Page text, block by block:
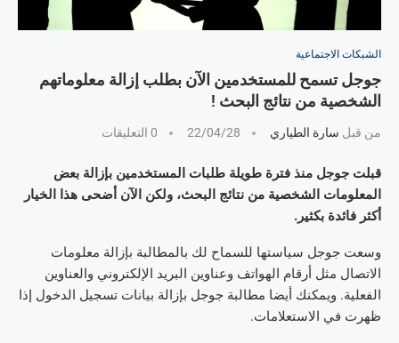
الشبكات الاجتماعية
جوجل تسمح للمستخدمين الآن بطلب إزالة معلوماتهم
الشخصية من نتائج البحث !
من قبل سارة الطياري 22/04/28 0 التعليقات
قبلت جوجل منذ فترة طويلة طلبات المستخدمين بإزالة بعض
المعلومات الشخصية من نتائج البحث، ولكن الآن أضحى هذا الخيار
أكثر فائدة بكثير.
وسعت جوجل سياستها للسماح لك بالمطالبة بإزالة معلومات
الاتصال مثل أرقام الهواتف وعناوين البريد الإلكتروني والعناوين
الفعلية. ويمكنك أيضا مطالبة جوجل بإزالة بيانات تسجيل الدخول إذا
ظهرت في الاستعلامات.